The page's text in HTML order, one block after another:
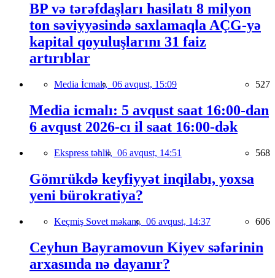
BP və tərəfdaşları hasilatı 8 milyon
ton səviyyəsində saxlamaqla AÇG-yə
kapital qoyuluşlarını 31 faiz
artırıblar
Media İcmalı, 06 avqust, 15:09 527
Media icmalı: 5 avqust saat 16:00-dan
6 avqust 2026-cı il saat 16:00-dək
Ekspress təhlil, 06 avqust, 14:51 568
Gömrükdə keyfiyyət inqilabı, yoxsa
yeni bürokratiya?
Keçmiş Sovet məkanı, 06 avqust, 14:37 606
Ceyhun Bayramovun Kiyev səfərinin
arxasında nə dayanır?